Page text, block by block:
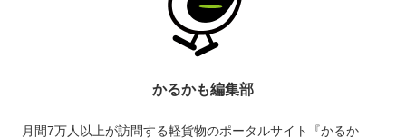
かるかも編集部
月間7万人以上が訪問する軽貨物のポータルサイト『かるか